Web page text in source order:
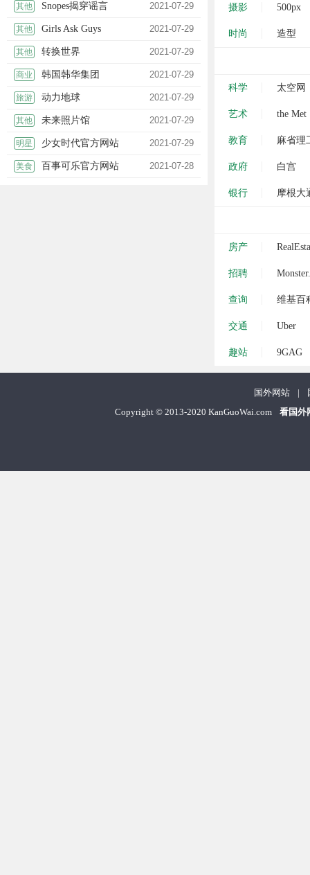
其他 Snopes揭穿谣言 2021-07-29
其他 Girls Ask Guys 2021-07-29
其他 转换世界 2021-07-29
商业 韩国韩华集团 2021-07-29
旅游 动力地球 2021-07-29
其他 未来照片馆 2021-07-29
明星 少女时代官方网站 2021-07-29
美食 百事可乐官方网站 2021-07-28
摄影 500px
时尚 造型
科学 太空网
艺术 the Met
教育 麻省理
政府 白宫
银行 摩根大
房产
招聘
查询 维基百
交通 Uber
趣站 9GAG
国外网站 |
Copyright© 2013-2020 KanGuoWai.com 看国外